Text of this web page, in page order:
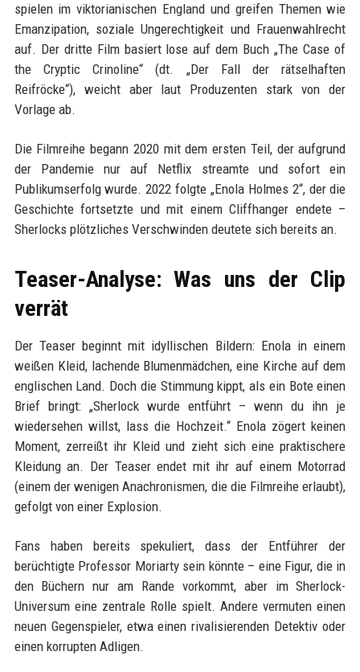
spielen im viktorianischen England und greifen Themen wie
Emanzipation, soziale Ungerechtigkeit und Frauenwahlrecht
auf. Der dritte Film basiert lose auf dem Buch „The Case of
the Cryptic Crinoline“ (dt. „Der Fall der rätselhaften
Reifröcke“), weicht aber laut Produzenten stark von der
Vorlage ab.
Die Filmreihe begann 2020 mit dem ersten Teil, der aufgrund
der Pandemie nur auf Netflix streamte und sofort ein
Publikumserfolg wurde. 2022 folgte „Enola Holmes 2“, der die
Geschichte fortsetzte und mit einem Cliffhanger endete –
Sherlocks plötzliches Verschwinden deutete sich bereits an.
Teaser-Analyse: Was uns der Clip
verrät
Der Teaser beginnt mit idyllischen Bildern: Enola in einem
weißen Kleid, lachende Blumenmädchen, eine Kirche auf dem
englischen Land. Doch die Stimmung kippt, als ein Bote einen
Brief bringt: „Sherlock wurde entführt – wenn du ihn je
wiedersehen willst, lass die Hochzeit.“ Enola zögert keinen
Moment, zerreißt ihr Kleid und zieht sich eine praktischere
Kleidung an. Der Teaser endet mit ihr auf einem Motorrad
(einem der wenigen Anachronismen, die die Filmreihe erlaubt),
gefolgt von einer Explosion.
Fans haben bereits spekuliert, dass der Entführer der
berüchtigte Professor Moriarty sein könnte – eine Figur, die in
den Büchern nur am Rande vorkommt, aber im Sherlock-
Universum eine zentrale Rolle spielt. Andere vermuten einen
neuen Gegenspieler, etwa einen rivalisierenden Detektiv oder
einen korrupten Adligen.